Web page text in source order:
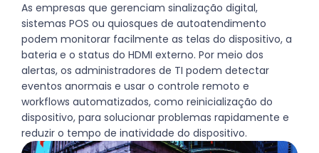
As empresas que gerenciam sinalização digital,
sistemas POS ou quiosques de autoatendimento
podem monitorar facilmente as telas do dispositivo, a
bateria e o status do HDMI externo. Por meio dos
alertas, os administradores de TI podem detectar
eventos anormais e usar o controle remoto e
workflows automatizados, como reinicialização do
dispositivo, para solucionar problemas rapidamente e
reduzir o tempo de inatividade do dispositivo.